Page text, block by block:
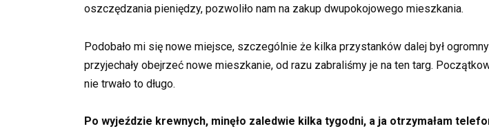
oszczędzania pieniędzy, pozwoliło nam na zakup dwupokojowego mieszkania.
Podobało mi się nowe miejsce, szczególnie że kilka przystanków dalej był
przyjechały obejrzeć nowe mieszkanie, od razu zabraliśmy je na ten targ.
nie trwało to długo.
Po wyjeździe krewnych, minęło zaledwie kilka tygodni, a ja otrzymałam